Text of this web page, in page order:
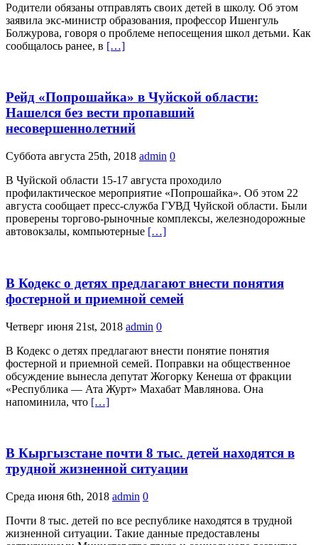
Родители обязаны отправлять своих детей в школу. Об этом
заявила экс-министр образования, профессор Ишенгуль
Болжурова, говоря о проблеме непосещения школ детьми. Как
сообщалось ранее, в […]
Рейд «Попрошайка» в Чуйской области:
Нашелся без вести пропавший
несовершеннолетний
Суббота августа 25th, 2018 admin 0
В Чуйской области 15-17 августа проходило
профилактическое мероприятие «Попрошайка». Об этом 22
августа сообщает пресс-служба ГУВД Чуйской области. Были
проверены торгово-рыночные комплексы, железнодорожные
автовокзалы, компьютерные […]
В Кодекс о детях предлагают внести понятия
фостерной и приемной семей
Четверг июня 21st, 2018 admin 0
В Кодекс о детях предлагают внести понятие понятия
фостерной и приемной семей. Поправки на общественное
обсуждение вынесла депутат Жогорку Кенеша от фракции
«Республика — Ата Журт» Махабат Мавлянова. Она
напоминила, что […]
В Кыргызстане почти 8 тыс. детей находятся в
трудной жизненной ситуации
Среда июня 6th, 2018 admin 0
Почти 8 тыс. детей по все республике находятся в трудной
жизненной ситуации. Такие данные предоставлены